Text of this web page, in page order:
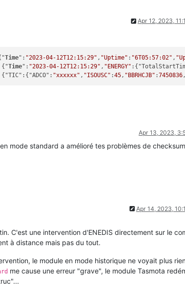
Apr 12, 2023,
Time": "2023-04-12T12:15:29" , "Uptime" : "6T05:57:02" ,
{"Time": "2023-04-12T12:15:29" , "ENERGY"
{"TIC":{"ADCO": "xxxxxx" , "ISOUSC" :45 , "BBRHCJB" :7450836 ,
Apr 13, 2023,
mode standard a amélioré tes problèmes de
Apr 14, 2023,
C'est une intervention d'ENEDIS directement sur le
à distance mais pas du tout.
le module en mode historique ne voyait plus
me cause une erreur "grave", le module Tasmota